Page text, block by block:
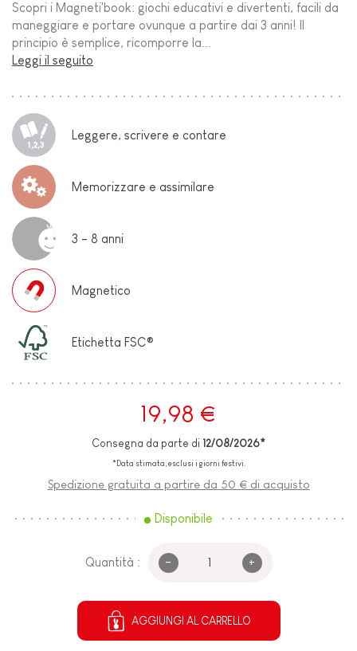
Scopri i Magneti'book: giochi educativi e divertenti, facili da
maneggiare e portare ovunque a partire dai 3 anni! Il
principio è semplice, ricomporre la...
Leggi il seguito
Leggere, scrivere e contare
Memorizzare e assimilare
3 - 8 anni
Magnetico
Etichetta FSC®
19,98 €
Consegna da parte di 12/08/2026*
*Data stimata, esclusi i giorni festivi.
Spedizione gratuita a partire da 50 € di acquisto
Disponibile
Quantità : - +
AGGIUNGI AL CARRELLO